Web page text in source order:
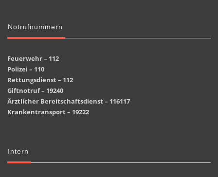
Notrufnummern
Feuerwehr – 112
Polizei – 110
Rettungsdienst – 112
Giftnotruf – 19240
Ärztlicher Bereitschaftsdienst – 116117
Krankentransport – 19222
Intern